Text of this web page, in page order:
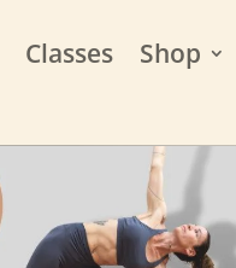
Classes Shop